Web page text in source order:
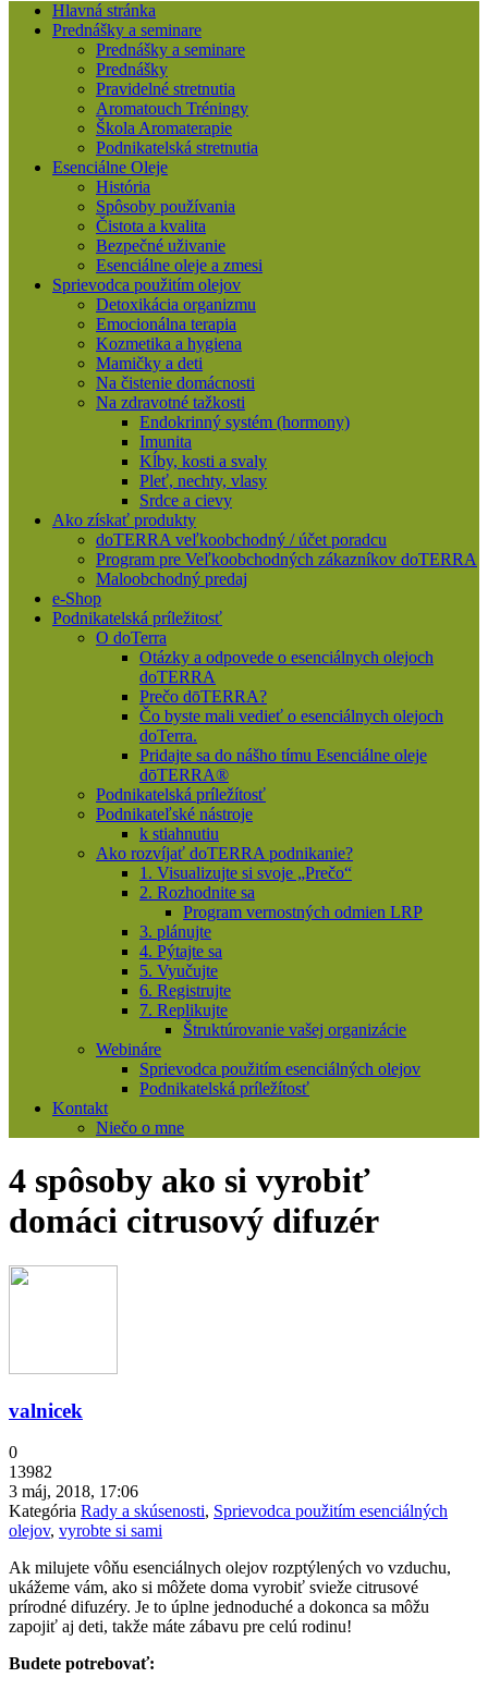
Hlavná stránka
Prednášky a seminare
Prednášky a seminare
Prednášky
Pravidelné stretnutia
Aromatouch Tréningy
Škola Aromaterapie
Podnikatelská stretnutia
Esenciálne Oleje
História
Spôsoby používania
Čistota a kvalita
Bezpečné uživanie
Esenciálne oleje a zmesi
Sprievodca použitím olejov
Detoxikácia organizmu
Emocionálna terapia
Kozmetika a hygiena
Mamičky a deti
Na čistenie domácnosti
Na zdravotné tažkosti
Endokrinný systém (hormony)
Imunita
Kĺby, kosti a svaly
Pleť, nechty, vlasy
Srdce a cievy
Ako získať produkty
doTERRA veľkoobchodný / účet poradcu
Program pre Veľkoobchodných zákazníkov doTERRA
Maloobchodný predaj
e-Shop
Podnikatelská príležitosť
O doTerra
Otázky a odpovede o esenciálnych olejoch
doTERRA
Prečo dōTERRA?
Čo byste mali vedieť o esenciálnych olejoch
doTerra.
Pridajte sa do nášho tímu Esenciálne oleje
dōTERRA®
Podnikatelská príležítosť
Podnikateľské nástroje
k stiahnutiu
Ako rozvíjať doTERRA podnikanie?
1. Visualizujte si svoje „Prečo“
2. Rozhodnite sa
Program vernostných odmien LRP
3. plánujte
4. Pýtajte sa
5. Vyučujte
6. Registrujte
7. Replikujte
Štruktúrovanie vašej organizácie
Webináre
Sprievodca použitím esenciálných olejov
Podnikatelská príležítosť
Kontakt
Niečo o mne
4 spôsoby ako si vyrobiť
domáci citrusový difuzér
valnicek
0
13982
3 máj, 2018, 17:06
Kategória Rady a skúsenosti, Sprievodca použitím esenciálných
olejov, vyrobte si sami
Ak milujete vôňu esenciálnych olejov rozptýlených vo vzduchu,
ukážeme vám, ako si môžete doma vyrobiť svieže citrusové
prírodné difuzéry. Je to úplne jednoduché a dokonca sa môžu
zapojiť aj deti, takže máte zábavu pre celú rodinu!
Budete potrebovať: